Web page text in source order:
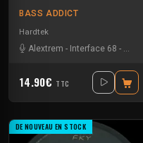
BASS ADDICT
Hardtek
Alextrem - Interface 68 - Matek
14.90€ TTC
DE NOUVEAU EN STOCK